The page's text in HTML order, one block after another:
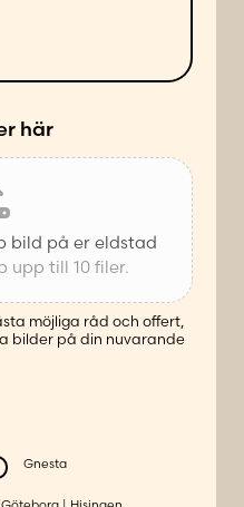
här
bild på er eldstad
upp till 10 filer.
möjliga råd och offert,
bilder på din nuvarande
Gnesta